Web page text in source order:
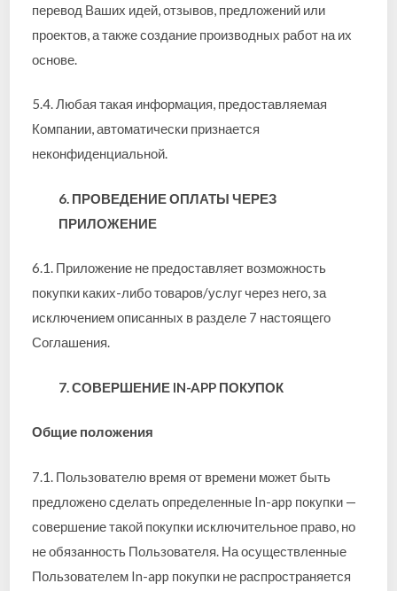
перевод Ваших идей, отзывов, предложений или
проектов, а также создание производных работ на их
основе.
5.4. Любая такая информация, предоставляемая
Компании, автоматически признается
неконфиденциальной.
6. ПРОВЕДЕНИЕ ОПЛАТЫ ЧЕРЕЗ
ПРИЛОЖЕНИЕ
6.1. Приложение не предоставляет возможность
покупки каких-либо товаров/услуг через него, за
исключением описанных в разделе 7 настоящего
Соглашения.
7. СОВЕРШЕНИЕ IN-APP ПОКУПОК
Общие положения
7.1. Пользователю время от времени может быть
предложено сделать определенные In-app покупки —
совершение такой покупки исключительное право, но
не обязанность Пользователя. На осуществленные
Пользователем In-app покупки не распространяется